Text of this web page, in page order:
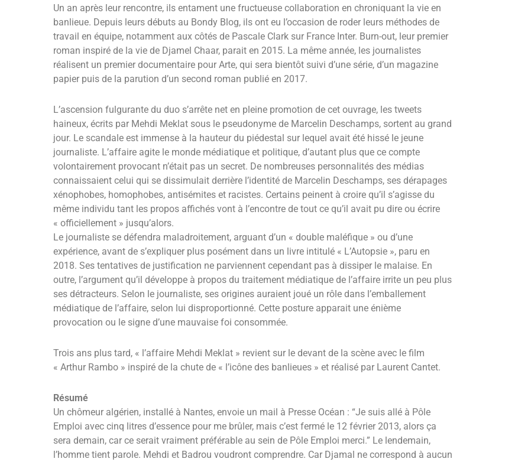
Un an après leur rencontre, ils entament une fructueuse collaboration en chroniquant la vie en
banlieue. Depuis leurs débuts au Bondy Blog, ils ont eu l’occasion de roder leurs méthodes de
travail en équipe, notamment aux côtés de Pascale Clark sur France Inter. Burn-out, leur premier
roman inspiré de la vie de Djamel Chaar, parait en 2015. La même année, les journalistes
réalisent un premier documentaire pour Arte, qui sera bientôt suivi d’une série, d’un magazine
papier puis de la parution d’un second roman publié en 2017.
L’ascension fulgurante du duo s’arrête net en pleine promotion de cet ouvrage, les tweets
haineux, écrits par Mehdi Meklat sous le pseudonyme de Marcelin Deschamps, sortent au grand
jour. Le scandale est immense à la hauteur du piédestal sur lequel avait été hissé le jeune
journaliste. L’affaire agite le monde médiatique et politique, d’autant plus que ce compte
volontairement provocant n’était pas un secret. De nombreuses personnalités des médias
connaissaient celui qui se dissimulait derrière l’identité de Marcelin Deschamps, ses dérapages
xénophobes, homophobes, antisémites et racistes. Certains peinent à croire qu’il s’agisse du
même individu tant les propos affichés vont à l’encontre de tout ce qu’il avait pu dire ou écrire
« officiellement » jusqu’alors.
Le journaliste se défendra maladroitement, arguant d’un « double maléfique » ou d’une
expérience, avant de s’expliquer plus posément dans un livre intitulé « L’Autopsie », paru en
2018. Ses tentatives de justification ne parviennent cependant pas à dissiper le malaise. En
outre, l’argument qu’il développe à propos du traitement médiatique de l’affaire irrite un peu plus
ses détracteurs. Selon le journaliste, ses origines auraient joué un rôle dans l’emballement
médiatique de l’affaire, selon lui disproportionné. Cette posture apparait une énième
provocation ou le signe d’une mauvaise foi consommée.
Trois ans plus tard, « l’affaire Mehdi Meklat » revient sur le devant de la scène avec le film
« Arthur Rambo » inspiré de la chute de « l’icône des banlieues » et réalisé par Laurent Cantet.
Résumé
Un chômeur algérien, installé à Nantes, envoie un mail à Presse Océan : “Je suis allé à Pôle
Emploi avec cinq litres d’essence pour me brûler, mais c’est fermé le 12 février 2013, alors ça
sera demain, car ce serait vraiment préférable au sein de Pôle Emploi merci.” Le lendemain,
l’homme tient parole. Mehdi et Badrou voudront comprendre. Car Djamal ne correspond à aucun